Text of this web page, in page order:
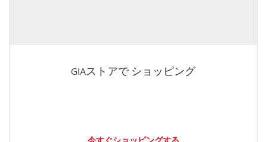
GIAストアで ショッピング